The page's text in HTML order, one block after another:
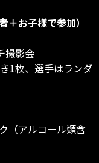
＋お子様で参加）
撮影会
1枚、選手はランダ
（アルコール類含